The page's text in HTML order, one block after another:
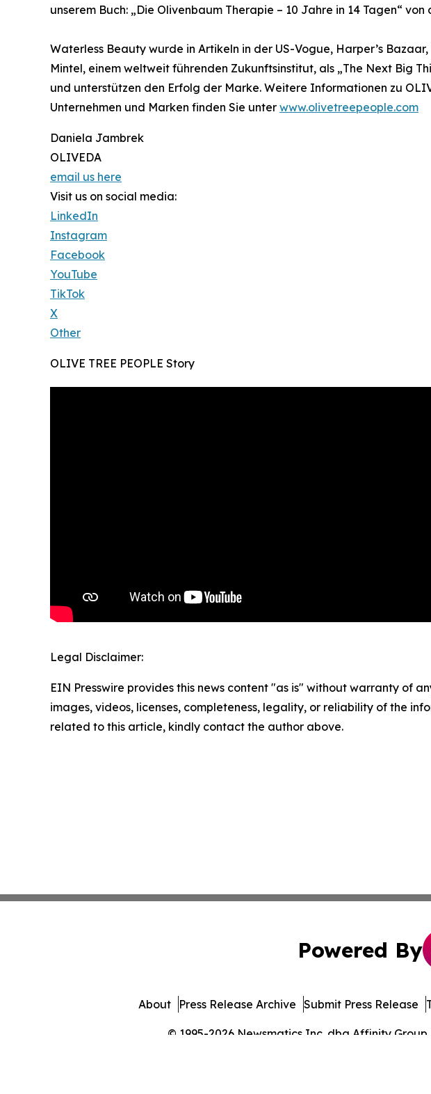
unserem Buch: „Die Olivenbaum Therapie – 10 Jahre in 14 Tagen“
Waterless Beauty wurde in Artikeln in der US-Vogue, Harper’s
Mintel, einem weltweit führenden Zukunftsinstitut, als „The Next Big
und unterstützen den Erfolg der Marke. Weitere Informationen zu
Unternehmen und Marken finden Sie unter www.olivetreepeople.com
Daniela Jambrek
OLIVEDA
email us here
Visit us on social media:
LinkedIn
Instagram
Facebook
YouTube
TikTok
X
Other
OLIVE TREE PEOPLE Story
Legal Disclaimer:
EIN Presswire provides this news content "as is" without warranty of
images, videos, licenses, completeness, legality, or reliability of the
related to this article, kindly contact the author above.
Powered By
© 1995-2026 Newsmatics Inc. dba Affinity
About Press Release Archive Submit Press Release